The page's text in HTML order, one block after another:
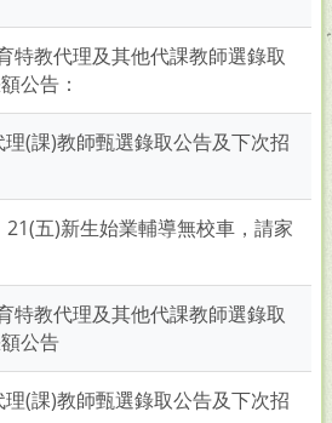
特教代理及其他代課教師選錄取
公告：
(課)教師甄選錄取公告及下次招
五)新生始業輔導無校車，請家
特教代理及其他代課教師選錄取
公告
(課)教師甄選錄取公告及下次招